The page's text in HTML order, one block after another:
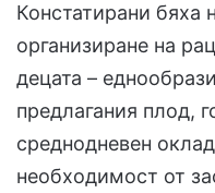
Констатирани бяха
организиране на
децата –
предлагания плод,
среднодневен
необходимост от